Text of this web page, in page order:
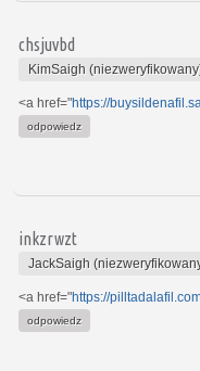
chsjuvbd
KimSaigh
<a href="https://
odpowiedz
inkzrwzt
JackSaigh
<a href="https://
odpowiedz